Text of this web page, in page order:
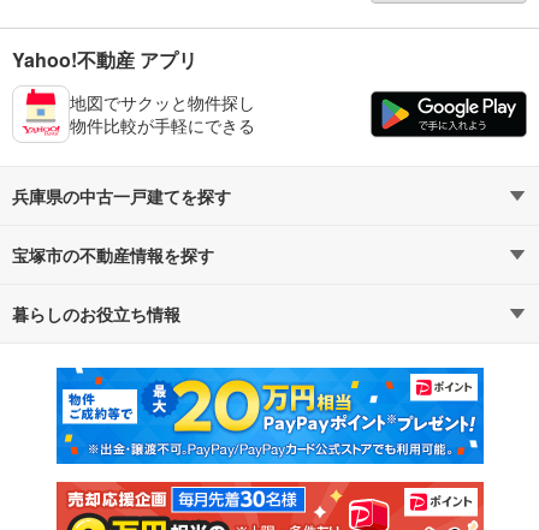
Yahoo!不動産 アプリ
地図でサクッと物件探し
物件比較が手軽にできる
兵庫県の中古一戸建てを探す
路線・駅から探す
通勤・通学時間から探す
宝塚市の不動産情報を探す
不動産・住宅
新築マンション 中古マンション
新築一戸建て 中古一戸建て
注文住宅 土地
暮らしのお役立ち情報
マンションカタログ 教えて！住まいの先生